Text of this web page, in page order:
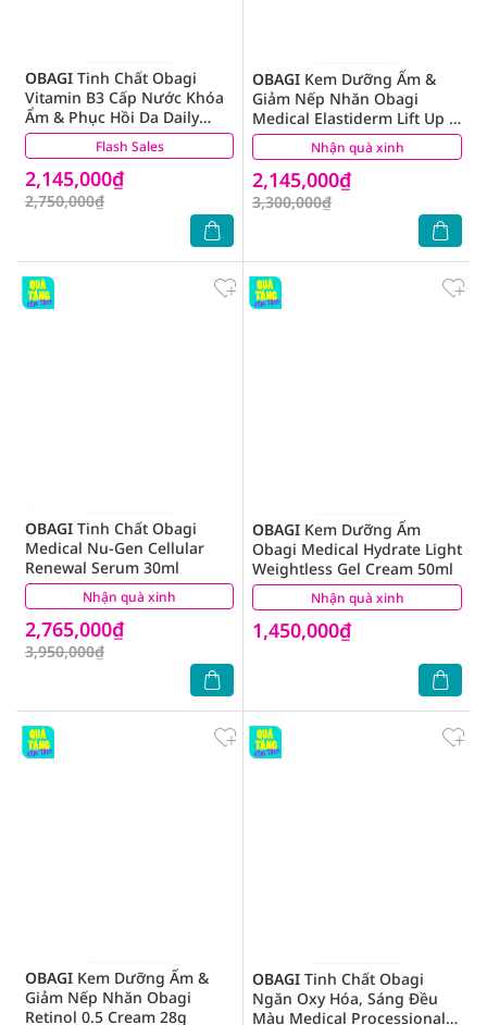
Flash Sales
OBAGI Tinh Chất Obagi
Vitamin B3 Cấp Nước Khóa
Ẩm & Phục Hồi Da Daily
Hydro-Drops Facial 30ml
2,145,000₫
2,750,000₫
(1) Nhận quà xinh
OBAGI Kem Dưỡng Ẩm &
Giảm Nếp Nhăn Obagi
Medical Elastiderm Lift Up &
Sculpt Facial Moisturizer
50ml
2,145,000₫
3,300,000₫
(0)
Nhận quà xinh
OBAGI Tinh Chất Obagi
Medical Nu-Gen Cellular
Renewal Serum 30ml
2,765,000₫
3,950,000₫
(0) Nhận quà xinh
OBAGI Kem Dưỡng Ẩm
Obagi Medical Hydrate Light
Weightless Gel Cream 50ml
1,450,000₫
(0)
OBAGI Kem Dưỡng Ẩm &
Giảm Nếp Nhăn Obagi
Retinol 0.5 Cream 28g
OBAGI Tinh Chất Obagi
Ngăn Oxy Hóa, Sáng Đều
Màu Medical Processional-C